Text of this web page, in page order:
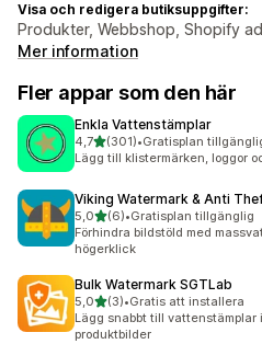
Visa och redigera butiksuppgifter:
Produkter, Webbshop, Shopify
Mer information
Fler appar som den här
Enkla Vattenstämplar
4,7av 5 stjärnor
(301)
301 recensioner totalt
•Gratisplan
Lägg till klistermärken, loggor
Viking Watermark & Anti
5,0av 5 stjärnor
(6)
6 recensioner totalt
•Gratisplan tillgänglig
Förhindra bildstöld med
högerklick
Bulk Watermark SGTLab
5,0av 5 stjärnor
(3)
3 recensioner totalt
•Gratis att installera
Lägg snabbt till vattenstämplar
produktbilder